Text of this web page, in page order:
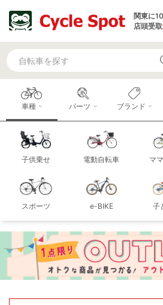
関東に
店頭受取
車種
子供乗せ 電動自転車 マ
スポーツ e-BIKE 子
パーツ ブランド